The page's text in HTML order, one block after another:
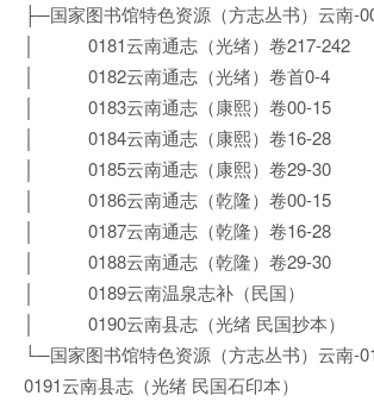
├─国家图书馆特色资源（方志丛书）云南-
│ 0181云南通志（光绪）卷217-242
│ 0182云南通志（光绪）卷首0-4
│ 0183云南通志（康熙）卷00-15
│ 0184云南通志（康熙）卷16-28
│ 0185云南通志（康熙）卷29-30
│ 0186云南通志（乾隆）卷00-15
│ 0187云南通志（乾隆）卷16-28
│ 0188云南通志（乾隆）卷29-30
│ 0189云南温泉志补（民国）
│ 0190云南县志（光绪 民国抄本）
└─国家图书馆特色资源（方志丛书）云南-
0191云南县志（光绪 民国石印本）